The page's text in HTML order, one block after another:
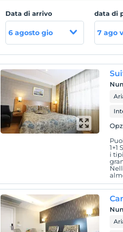
Data di arrivo
6 agosto gio
data di
7 ago
i